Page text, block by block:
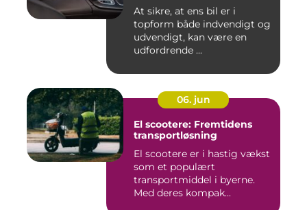
At sikre, at ens bil er i
topform både indvendigt og
udvendigt, kan være en
udfordrende ...
06. jun
El scootere: Fremtidens
transportløsning
El scootere er i hastig vækst
som et populært
transportmiddel i byerne.
Med deres kompak...